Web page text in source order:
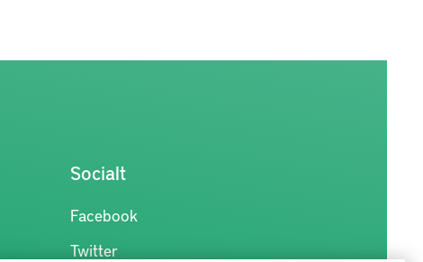
Socialt
Facebook
Twitter